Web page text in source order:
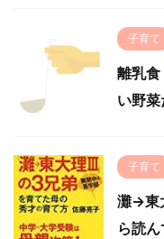
子育て
離乳
い野
子育て
灘→東
ら読